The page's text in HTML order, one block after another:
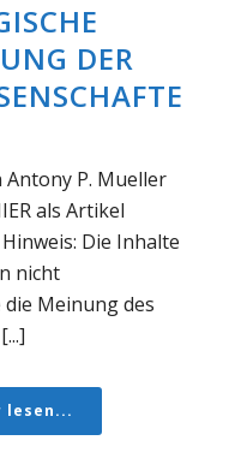
DER
Antony P. Mueller
als Artikel
Die Inhalte
nicht
Meinung des
lesen...